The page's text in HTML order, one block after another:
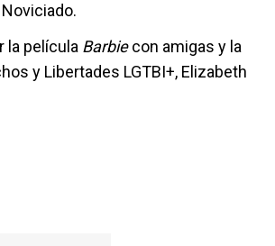
la película Barbiecon amigas y la
y Libertades LGTBI+, Elizabeth